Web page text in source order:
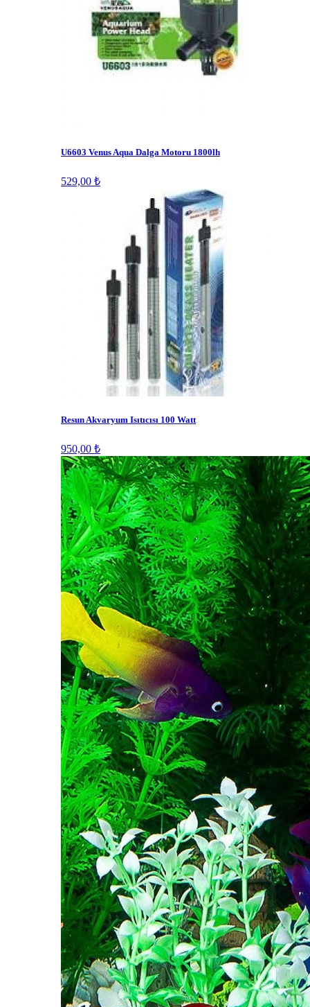
U6603 Venus Aqua Dalga Motoru 1800lh
529,00 ₺
Resun Akvaryum Isıtıcısı 100 Watt
950,00 ₺